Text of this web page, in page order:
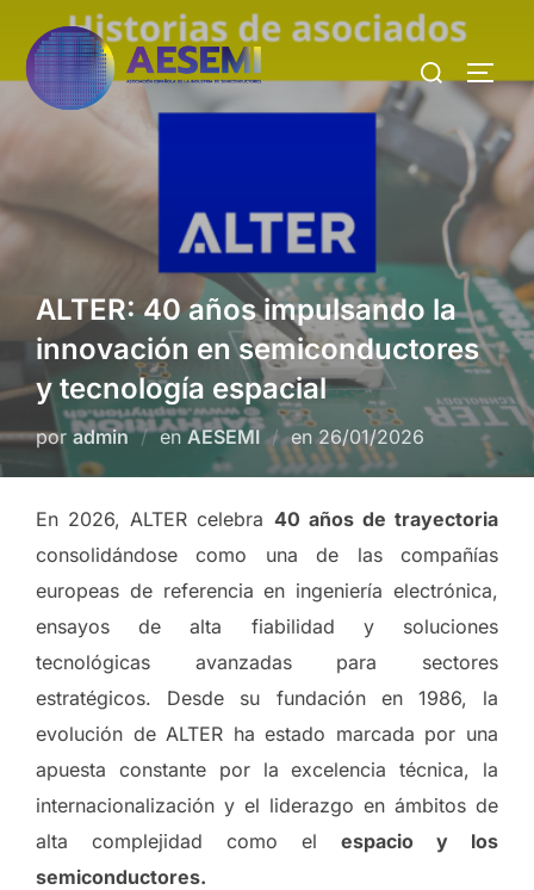
ALTER: 40 años impulsando la
innovación en semiconductores
y tecnología espacial
poradmin enAESEMI en26/01/2026
En 2026, ALTER celebra 40 años de trayectoria
consolidándose como una de las compañías
europeas de referencia en ingeniería electrónica,
ensayos de alta fiabilidad y soluciones
tecnológicas avanzadas para sectores
estratégicos. Desde su fundación en 1986, la
evolución de ALTER ha estado marcada por una
apuesta constante por la excelencia técnica, la
internacionalización y el liderazgo en ámbitos de
alta complejidad como el espacio y los
semiconductores.